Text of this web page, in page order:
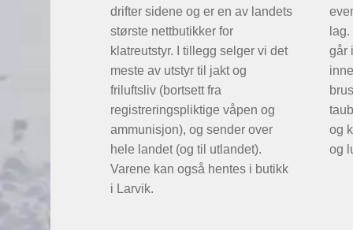
drifter sidene og er en av landets
største nettbutikker for
klatreutstyr. I tillegg selger vi det
meste av utstyr til jakt og
friluftsliv (bortsett fra
registreringspliktige våpen og
ammunisjon), og sender over
hele landet (og til utlandet).
Varene kan også hentes i butikk
i Larvik.
går
og
og